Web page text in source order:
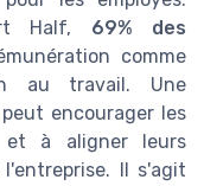
Half, 69% des
comme
au travail. Une
encourager les
et à aligner leurs
Il s'agit